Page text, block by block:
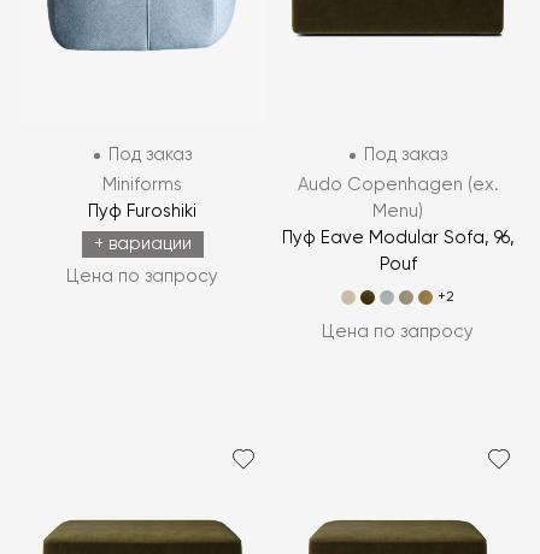
Под заказ
Miniforms
Пуф Furoshiki
+ вариации
Цена по запросу
Под заказ
Audo Copenhagen (ex.
Menu)
Пуф Eave Modular Sofa, 96,
Pouf
+2
Цена по запросу